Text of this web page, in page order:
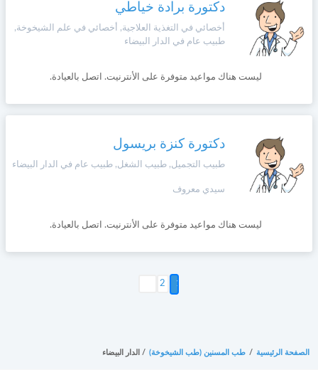
دكتورة برادة خياطي
أخصائي في التغذية العلاجية, أخصائي في علم الشيخوخة,
طبيب عام في الدار البيضاء
ليست هناك مواعيد متوفرة على الأنترنيت. اتصل بالعيادة.
دكتورة كنزة بريسول
طبيب التجميل, طبيب الشغل, طبيب عام في الدار البيضاء
سيدي معروف
ليست هناك مواعيد متوفرة على الأنترنيت. اتصل بالعيادة.
2التالي >
الصفحة الرئيسية / طب المسنين (طب الشيخوخة) / الدار البيضاء